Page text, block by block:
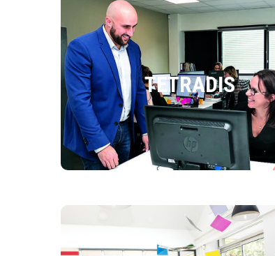
TETRADIS
TETRADIS
Tetradis poursuit son développement !
DÉCOUVRIR L'ARTICLE